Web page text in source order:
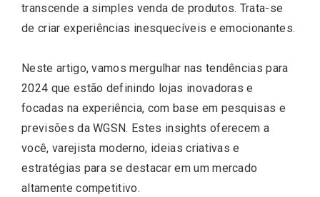
transcende a simples venda de produtos. Trata-se
de criar experiências inesquecíveis e emocionantes.
Neste artigo, vamos mergulhar nas tendências para
2024 que estão definindo lojas inovadoras e
focadas na experiência, com base em pesquisas e
previsões da WGSN. Estes insights oferecem a
você, varejista moderno, ideias criativas e
estratégias para se destacar em um mercado
altamente competitivo.